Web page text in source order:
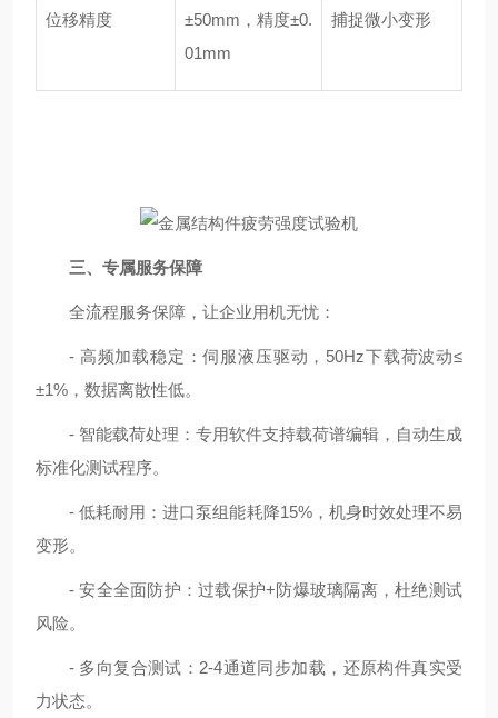
位移精度
±50mm，精度±0.
01mm
捕捉微小变形
三、专属服务保障
全流程服务保障，让企业用机无忧：
- 高频加载稳定：伺服液压驱动，50Hz下载荷波动≤
±1%，数据离散性低。
- 智能载荷处理：专用软件支持载荷谱编辑，自动生成
标准化测试程序。
- 低耗耐用：进口泵组能耗降15%，机身时效处理不易
变形。
- 安全全面防护：过载保护+防爆玻璃隔离，杜绝测试
风险。
- 多向复合测试：2-4通道同步加载，还原构件真实受
力状态。